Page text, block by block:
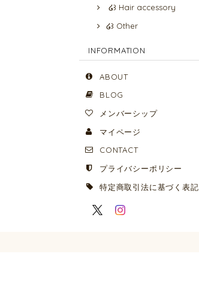
໒꒱ Hair accessory
໒꒱ Other
INFORMATION
ABOUT
BLOG
メンバーシップ
マイページ
CONTACT
プライバシーポリシー
特定商取引法に基づく表記